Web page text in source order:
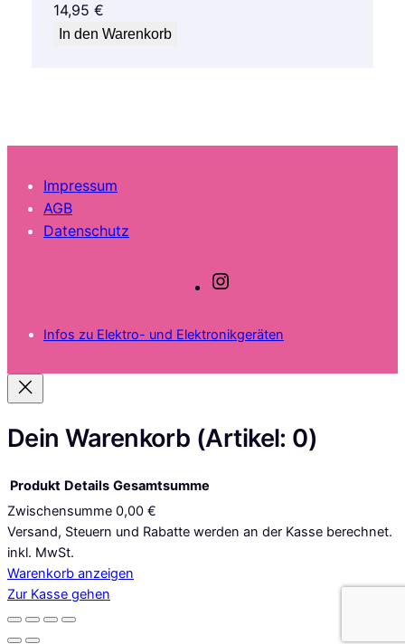
14,95 €
In den Warenkorb
Impressum
AGB
Datenschutz
t
m
Infos zu Elektro- und Elektronikgeräten
Dein Warenkorb (Artikel: 0)
Produkte
im
Warenkorb
Produkt Details Gesamtsumme
Zwischensumme 0,00 €
Versand, Steuern und Rabatte werden an der Kasse berechnet.
inkl. MwSt.
Warenkorb anzeigen
Zur Kasse gehen